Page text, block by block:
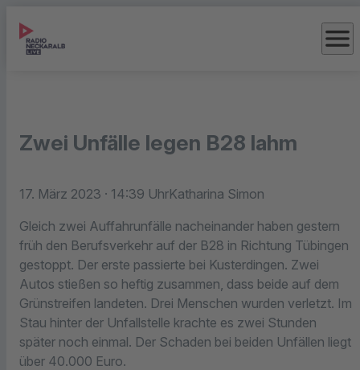
menu
Zwei Unfälle legen B28 lahm
17. März 2023 · 14:39 UhrKatharina Simon
Gleich zwei Auffahrunfälle nacheinander haben gestern
früh den Berufsverkehr auf der B28 in Richtung Tübingen
gestoppt. Der erste passierte bei Kusterdingen. Zwei
Autos stießen so heftig zusammen, dass beide auf dem
Grünstreifen landeten. Drei Menschen wurden verletzt. Im
Stau hinter der Unfallstelle krachte es zwei Stunden
später noch einmal. Der Schaden bei beiden Unfällen liegt
über 40.000 Euro.